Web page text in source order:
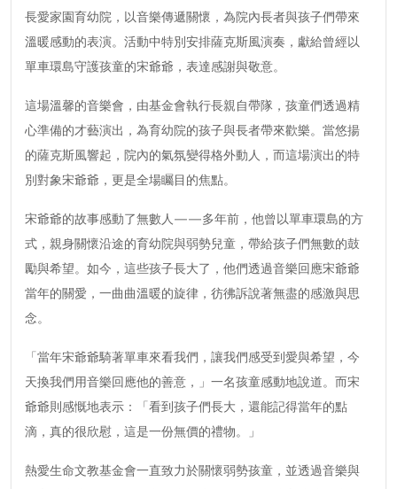
長愛家園育幼院，以音樂傳遞關懷，為院內長者與孩子們帶來
溫暖感動的表演。活動中特別安排薩克斯風演奏，獻給曾經以
單車環島守護孩童的宋爺爺，表達感謝與敬意。
這場溫馨的音樂會，由基金會執行長親自帶隊，孩童們透過精
心準備的才藝演出，為育幼院的孩子與長者帶來歡樂。當悠揚
的薩克斯風響起，院內的氣氛變得格外動人，而這場演出的特
別對象宋爺爺，更是全場矚目的焦點。
宋爺爺的故事感動了無數人——多年前，他曾以單車環島的方
式，親身關懷沿途的育幼院與弱勢兒童，帶給孩子們無數的鼓
勵與希望。如今，這些孩子長大了，他們透過音樂回應宋爺爺
當年的關愛，一曲曲溫暖的旋律，彷彿訴說著無盡的感激與思
念。
「當年宋爺爺騎著單車來看我們，讓我們感受到愛與希望，今
天換我們用音樂回應他的善意，」一名孩童感動地說道。而宋
爺爺則感慨地表示：「看到孩子們長大，還能記得當年的點
滴，真的很欣慰，這是一份無價的禮物。」
熱愛生命文教基金會一直致力於關懷弱勢孩童，並透過音樂與